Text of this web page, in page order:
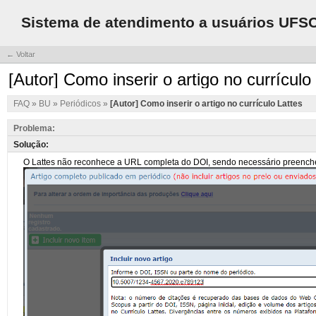
Sistema de atendimento a usuários
← Voltar
[Autor] Como inserir o artigo no currículo
FAQ » BU » Periódicos » [Autor] Como inserir o artigo no currículo Lattes
Problema:
Solução: